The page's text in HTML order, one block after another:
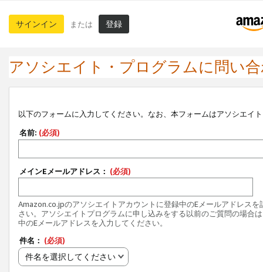
サインイン または 登録
アソシエイト・プログラムに問い
以下のフォームに入力してください。なお、本フォームはアソシエイ
名前: (必須)
メインEメールアドレス： (必須)
Amazon.co.jpのアソシエイトアカウントに登録中のEメールアドレスを
さい。アソシエイトプログラムに申し込みをする以前のご質問の場合
中のEメールアドレスを入力してください。
件名： (必須)
件名を選択してください